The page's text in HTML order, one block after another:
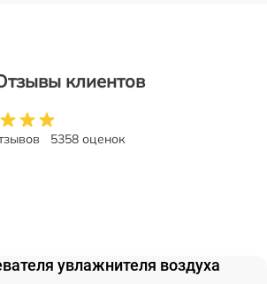
клиентов
5358 оценок
увлажнителя воздуха